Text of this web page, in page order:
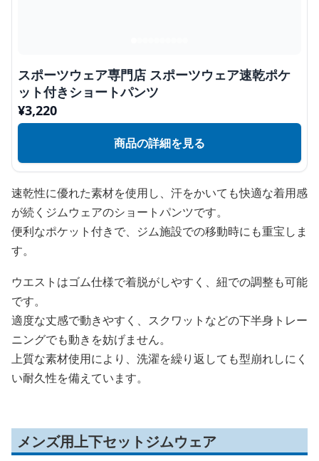
スポーツウェア専門店 スポーツウェア速乾ポケ
ット付きショートパンツ
¥3,220
商品の詳細を見る
速乾性に優れた素材を使用し、汗をかいても快適な着用感
が続くジムウェアのショートパンツです。
便利なポケット付きで、ジム施設での移動時にも重宝しま
す。
ウエストはゴム仕様で着脱がしやすく、紐での調整も可能
です。
適度な丈感で動きやすく、スクワットなどの下半身トレー
ニングでも動きを妨げません。
上質な素材使用により、洗濯を繰り返しても型崩れしにく
い耐久性を備えています。
メンズ用上下セットジムウェア